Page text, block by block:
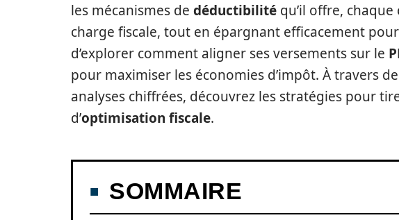
les mécanismes de déductibilité qu’il offre,
charge fiscale, tout en épargnant efficacement pour
d’explorer comment aligner ses versements sur le
pour maximiser les économies d’impôt. À travers
analyses chiffrées, découvrez les stratégies pour
d’optimisation fiscale.
SOMMAIRE